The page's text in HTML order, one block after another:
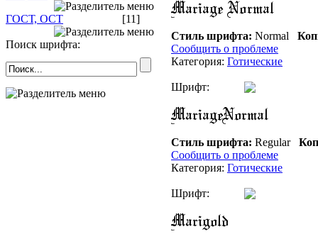
ГОСТ, ОСТ [11]
Поиск шрифта:
Стиль шрифта: Normal
Сообщить о проблеме
Категория: Готические
Шрифт:
Стиль шрифта: Regular
Сообщить о проблеме
Категория: Готические
Шрифт: